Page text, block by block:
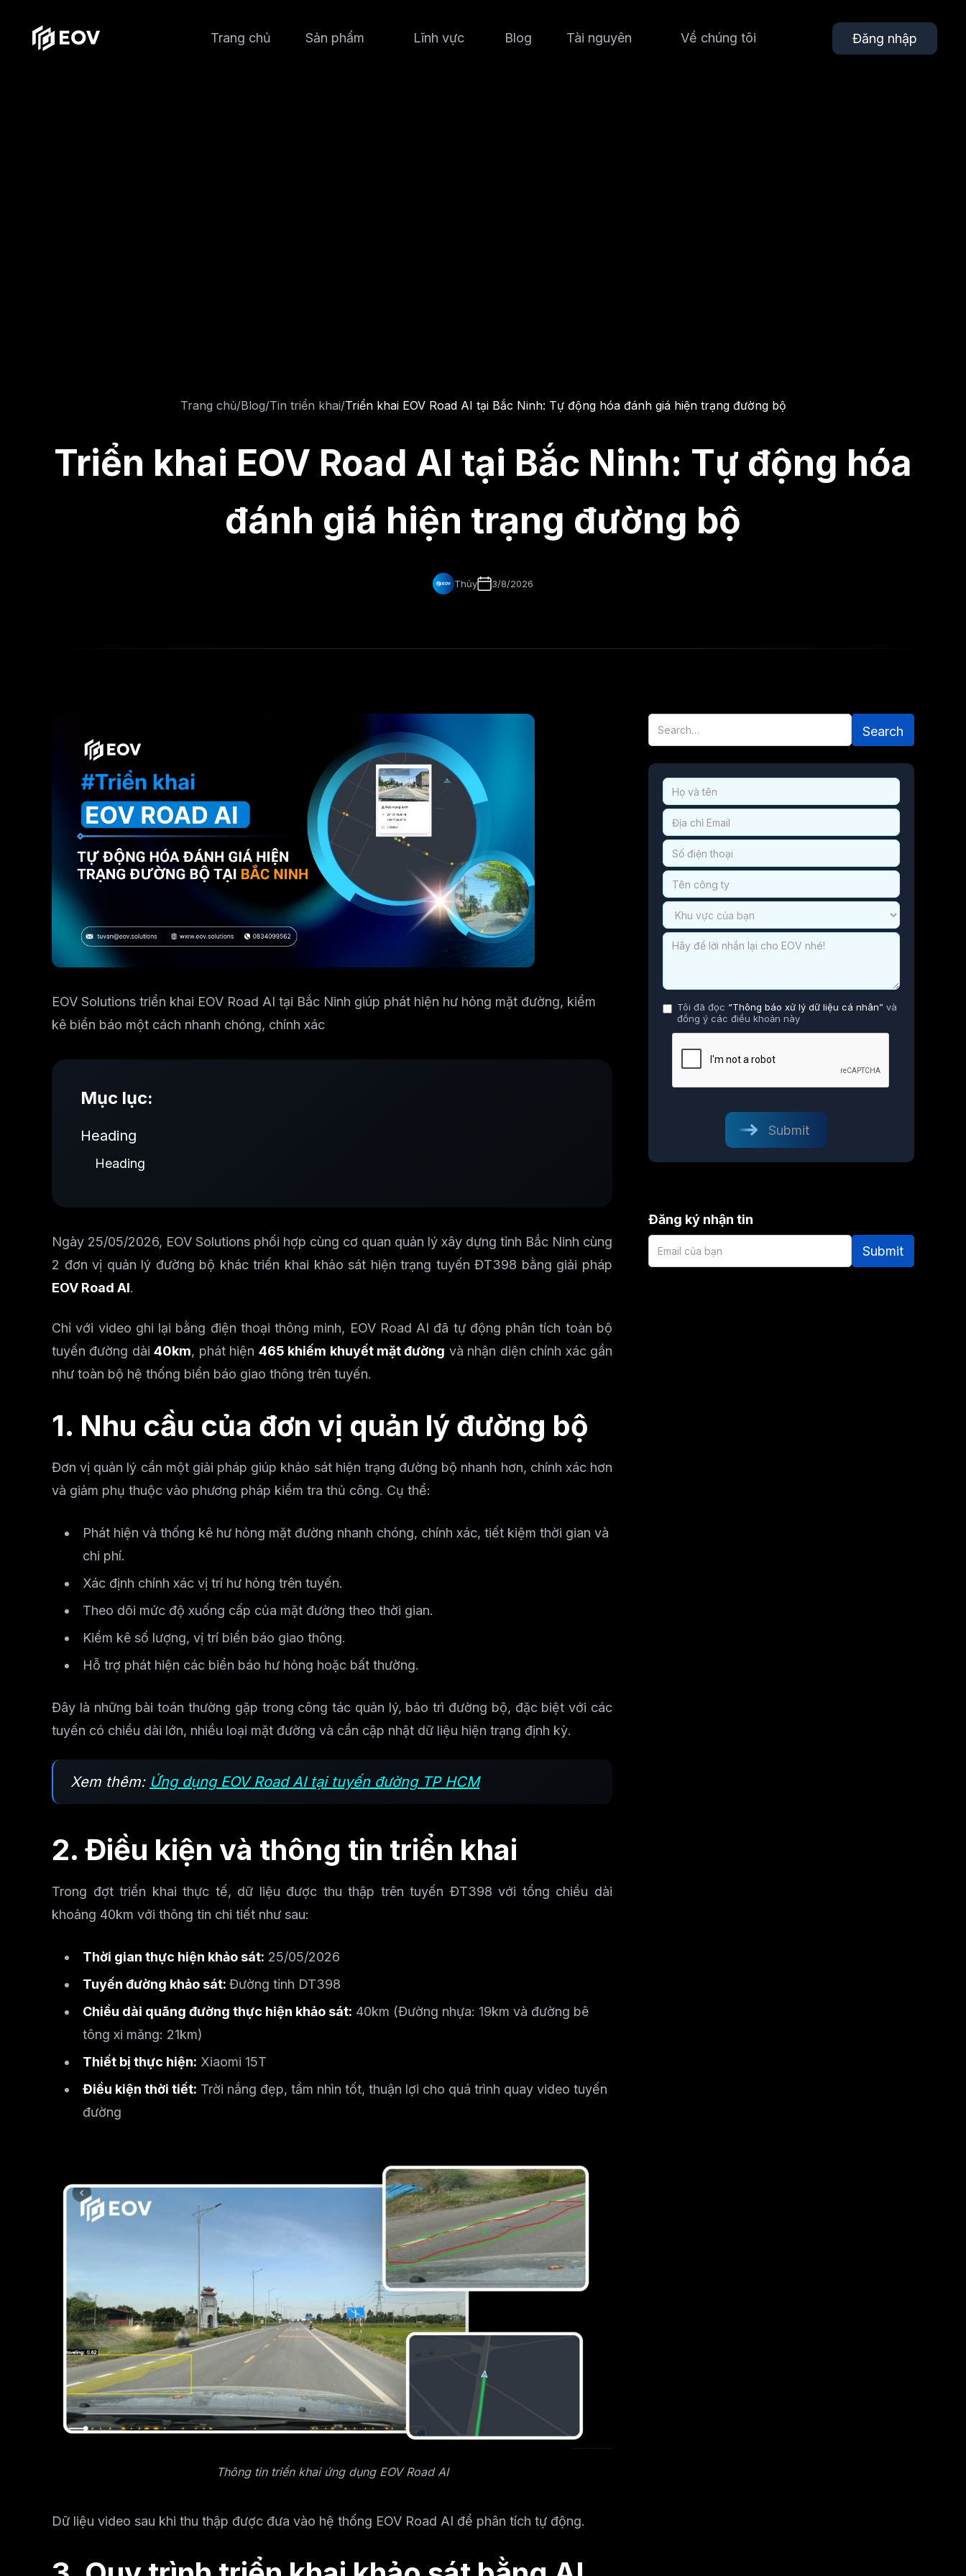
Trang chủ Sản phẩm Lĩnh vực Blog Tài nguyên Về chúng tôi Đăng nhập
Trang chủ/Blog/Tin triển khai/Triển khai EOV Road AI tại Bắc Ninh: Tự động hóa đánh giá hiện trạng đường bộ
Triển khai EOV Road AI tại Bắc Ninh: Tự động hóa
đánh giá hiện trạng đường bộ
Thủy 3/8/2026
EOV Solutions triển khai EOV Road AI tại Bắc Ninh giúp phát hiện hư hỏng mặt đường, kiểm
kê biển báo một cách nhanh chóng, chính xác
Mục lục:
Heading
Heading
Ngày 25/05/2026, EOV Solutions phối hợp cùng cơ quan quản lý xây dựng tỉnh Bắc Ninh cùng
2 đơn vị quản lý đường bộ khác triển khai khảo sát hiện trạng tuyến ĐT398 bằng giải pháp
EOV Road AI.
Chỉ với video ghi lại bằng điện thoại thông minh, EOV Road AI đã tự động phân tích toàn bộ
tuyến đường dài40km, phát hiện 465 khiếm khuyết mặt đường và nhận diện chính xác gần
như toàn bộ hệ thống biển báo giao thông trên tuyến.
1. Nhu cầu của đơn vị quản lý đường bộ
Đơn vị quản lý cần một giải pháp giúp khảo sát hiện trạng đường bộ nhanh hơn, chính xác hơn
và giảm phụ thuộc vào phương pháp kiểm tra thủ công. Cụ thể:
Phát hiện và thống kê hư hỏng mặt đường nhanh chóng, chính xác, tiết kiệm thời gian và
chi phí.
Xác định chính xác vị trí hư hỏng trên tuyến.
Theo dõi mức độ xuống cấp của mặt đường theo thời gian.
Kiểm kê số lượng, vị trí biển báo giao thông.
Hỗ trợ phát hiện các biển báo hư hỏng hoặc bất thường.
Đây là những bài toán thường gặp trong công tác quản lý, bảo trì đường bộ, đặc biệt với các
tuyến có chiều dài lớn, nhiều loại mặt đường và cần cập nhật dữ liệu hiện trạng định kỳ.
Xem thêm: Ứng dụng EOV Road AI tại tuyến đường TP HCM
2. Điều kiện và thông tin triển khai
Trong đợt triển khai thực tế, dữ liệu được thu thập trên tuyến ĐT398 với tổng chiều dài
khoảng 40km với thông tin chi tiết như sau:
Thời gian thực hiện khảo sát: 25/05/2026
Tuyến đường khảo sát: Đường tỉnh DT398
Chiều dài quãng đường thực hiện khảo sát: 40km (Đường nhựa: 19km và đường bê
tông xi măng: 21km)
Thiết bị thực hiện: Xiaomi 15T
Điều kiện thời tiết: Trời nắng đẹp, tầm nhìn tốt, thuận lợi cho quá trình quay video tuyến
đường
Thông tin triển khai ứng dụng EOV Road AI
Dữ liệu video sau khi thu thập được đưa vào hệ thống EOV Road AI để phân tích tự động.
Tôi đã đọc “Thông báo xử lý dữ liệu cá nhân” và
đồng ý các điều khoản này
Đăng ký nhận tin